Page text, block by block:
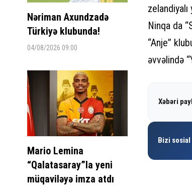
Nəriman Axundzadə
Türkiyə klubunda!
04/08/2026 09:00
Mario Lemina
“Qalatasaray”la yeni
müqaviləyə imza atdı
Ninqa da
“Anje”
əvvəlində
Xəbəri
Bizi sosial